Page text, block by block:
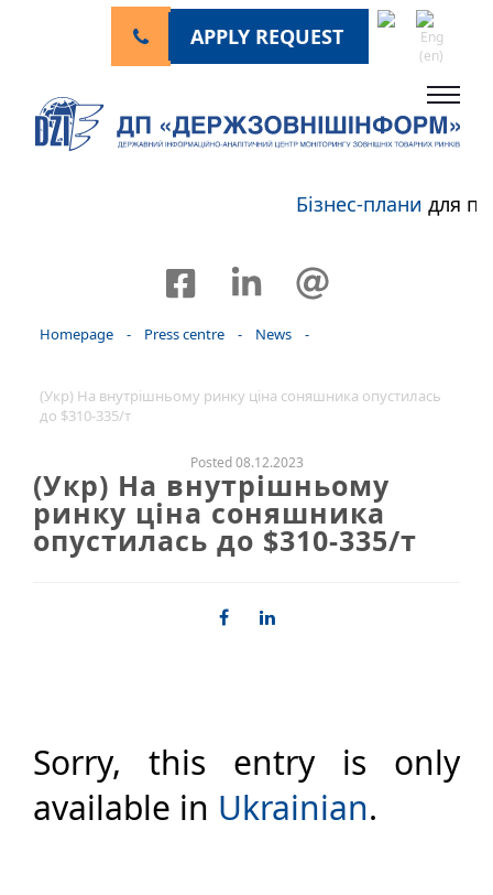
APPLY REQUEST
Бізнес-планидля
Homepage - Press centre - News -
(Укр) На внутрішньому ринку ціна соняшника опустилась
до $310-335/т
Posted 08.12.2023
(Укр) На внутрішньому
ринку ціна соняшника
опустилась до $310-335/т
Sorry, this entry is only
available in Ukrainian.